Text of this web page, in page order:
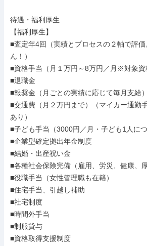
待遇・福利厚生
【福利厚生】
■査定年4回（実績とプロセスの２軸で評
ん！）
■資格手当（月１万円～8万円／月※対象資
■退職金
■報奨金（月ごとの実績に応じて毎月支給）
■交通費（月２万円まで）（マイカー通勤
あり）
■子ども手当（3000円／月・子ども1人につ
■企業型確定拠出年金制度
■結婚・出産祝い金
■各種社会保険完備（雇用、労災、健康、厚
■役職手当（女性管理職も在籍）
■住宅手当、引越し補助
■社宅制度
■時間外手当
■制服貸与
■資格取得支援制度